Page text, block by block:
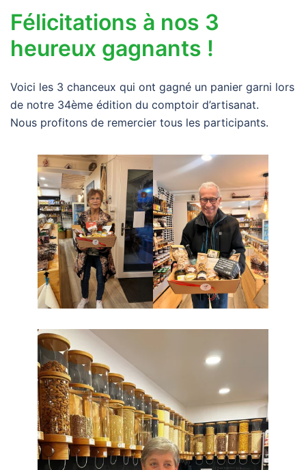
Félicitations à nos 3
heureux gagnants !
Voici les 3 chanceux qui ont gagné un panier garni lors
de notre 34ème édition du comptoir d’artisanat.
Nous profitons de remercier tous les participants.